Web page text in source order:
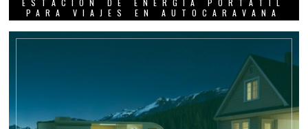
PARA VIAJES EN AUTOCARAVANA